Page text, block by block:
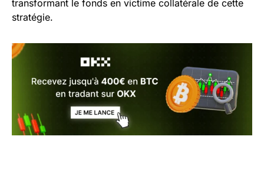
transformant le fonds en victime collatérale de cette
stratégie.